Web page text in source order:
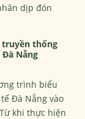
dịp đón
truyền thống
Nẵng
trình biểu
Đà Nẵng vào
khi thực hiện